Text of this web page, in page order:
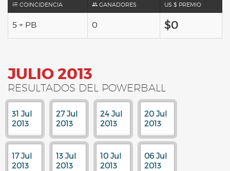
COINCIDENCIA GANADORES US $ PREMIO
5 + PB 0 $0
JULIO 2013
RESULTADOS DEL POWERBALL
31 Jul
2013
27 Jul
2013
24 Jul
2013
20 Jul
2013
17 Jul
2013
13 Jul
2013
10 Jul
2013
06 Jul
2013